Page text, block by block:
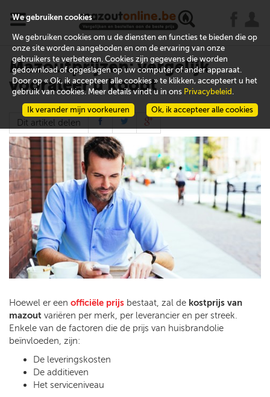
x
Mazoutprijzen: vergelijk
vooraleer u koopt
Dit artikel delen
Hoewel er een officiële prijs bestaat, zal de kostprijs van
mazout variëren per merk, per leverancier en per streek.
Enkele van de factoren die de prijs van huisbrandolie
beïnvloeden, zijn:
De leveringskosten
De additieven
Het serviceniveau
We gebruiken cookies
We gebruiken cookies om u de diensten en functies te bieden die op
onze site worden aangeboden en om de ervaring van onze
gebruikers te verbeteren. Cookies zijn gegevens die worden
gedownload of opgeslagen op uw computer of ander apparaat.
Door op « Ok, ik accepteer alle cookies » te klikken, accepteert u het
gebruik van cookies. Meer details vindt u in ons Privacybeleid .
Ok, ik accepteer alle cookies
Ik verander mijn voorkeuren